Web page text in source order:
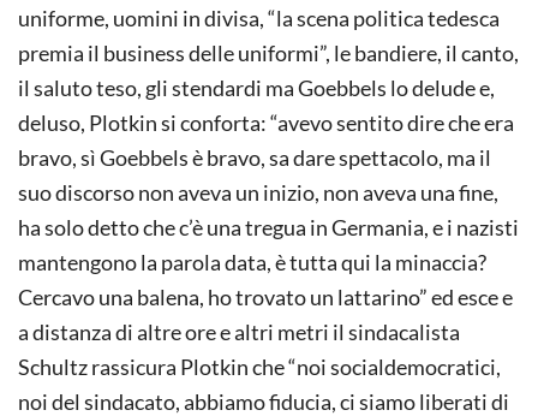
uniforme, uomini in divisa, “la scena politica tedesca
premia il business delle uniformi”, le bandiere, il canto,
il saluto teso, gli stendardi ma Goebbels lo delude e,
deluso, Plotkin si conforta: “avevo sentito dire che era
bravo, sì Goebbels è bravo, sa dare spettacolo, ma il
suo discorso non aveva un inizio, non aveva una fine,
ha solo detto che c’è una tregua in Germania, e i nazisti
mantengono la parola data, è tutta qui la minaccia?
Cercavo una balena, ho trovato un lattarino” ed esce e
a distanza di altre ore e altri metri il sindacalista
Schultz rassicura Plotkin che “noi socialdemocratici,
noi del sindacato, abbiamo fiducia, ci siamo liberati di